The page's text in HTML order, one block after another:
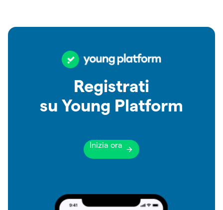
Registrati
su Young Platform
Inizia ora